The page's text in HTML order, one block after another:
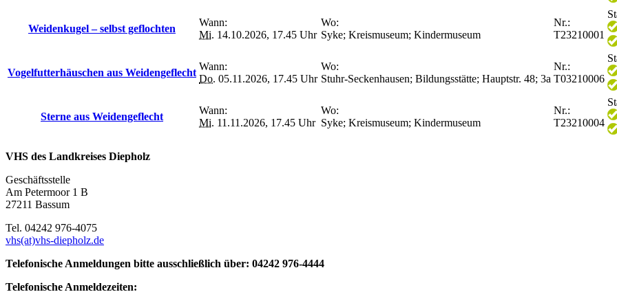
Weidenkugel – selbst geflochten
Wann:
Mi. 14.10.2026, 17.45 Uhr
Wo:
Syke; Kreismuseum; Kindermuseum
Nr.:
T23210001
Vogelfutterhäuschen aus Weidengeflecht
Wann:
Do. 05.11.2026, 17.45 Uhr
Wo:
Stuhr-Seckenhausen; Bildungsstätte; Hauptstr. 48; 3a
Nr.:
T03210006
Sterne aus Weidengeflecht
Wann:
Mi. 11.11.2026, 17.45 Uhr
Wo:
Syke; Kreismuseum; Kindermuseum
Nr.:
T23210004
VHS des Landkreises Diepholz
Geschäftsstelle
Am Petermoor 1 B
27211 Bassum
Tel. 04242 976-4075
vhs(at)vhs-diepholz.de
Telefonische Anmeldungen bitte ausschließlich über: 04242 976-4444
Telefonische Anmeldezeiten: